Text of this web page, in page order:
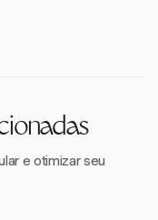
e otimizar seu